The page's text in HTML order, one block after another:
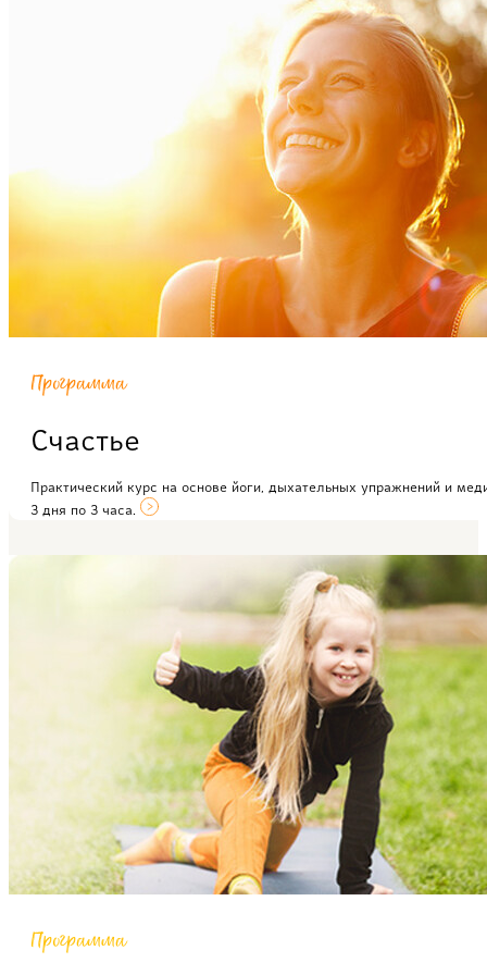
Программа
Счастье
Практический курс на основе йоги, дыхательных упражнений и
3 дня по 3 часа.
Программа